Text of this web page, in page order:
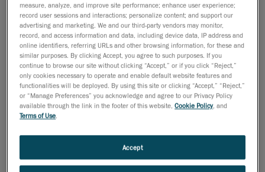
MetraSCAN 3D
Exactitud de 0,025 mm
46 lignes laser bleues (+
1 ligne supplémentaire)
Precio valuevaluevaluevaluevalue
HandySCAN 3D EVO Series
Precisión: 0,020 mm
Fuente de luz: 46 líneas
Acreditación: ISO 17025
Precio valuevaluevaluevaluevalue
measure, analyze, and improve site performance; enhance user experience;
record user sessions and interactions; personalize content; and support our
advertising and marketing. We and our third-party vendors may monitor,
record, and access information and data, including device data, IP address and
online identifiers, referring URLs and other browsing information, for these and
similar purposes. By clicking Accept, you agree to such purposes. If you
continue to browse our site without clicking “Accept,” or if you click “Reject,”
only cookies necessary to operate and enable default website features and
functionalities will be deployed. By using this site or clicking “Accept,” “Reject,”
or “Manage Preferences” you acknowledge and agree to our Privacy Policy
available through the link in the footer of this website,Cookie Policy, and
Terms of Use
Accept